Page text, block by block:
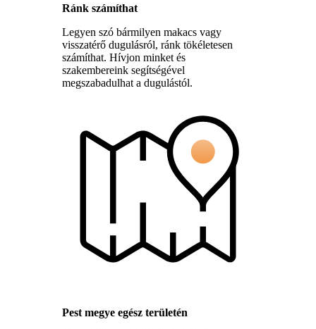
Ránk számíthat
Legyen szó bármilyen makacs vagy
visszatérő dugulásról, ránk tökéletesen
számíthat. Hívjon minket és
szakembereink segítségével
megszabadulhat a dugulástól.
Pest megye egész területén